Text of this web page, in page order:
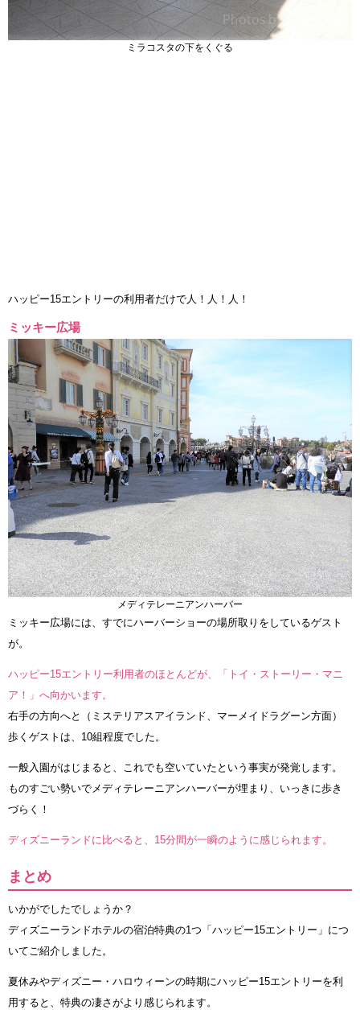
ミラコスタの下をくぐる
ハッピー15エントリーの利用者だけで人！人！人！
ミッキー広場
メディテレーニアンハーバー
ミッキー広場には、すでにハーバーショーの場所取りをしているゲスト
が。
ハッピー15エントリー利用者のほとんどが、「トイ・ストーリー・マニ
ア！」へ向かいます。
右手の方向へと（ミステリアスアイランド、マーメイドラグーン方面）
歩くゲストは、10組程度でした。
一般入園がはじまると、これでも空いていたという事実が発覚します。
ものすごい勢いでメディテレーニアンハーバーが埋まり、いっきに歩き
づらく！
ディズニーランドに比べると、15分間が一瞬のように感じられます。
まとめ
いかがでしたでしょうか？
ディズニーランドホテルの宿泊特典の1つ「ハッピー15エントリー」につ
いてご紹介しました。
夏休みやディズニー・ハロウィーンの時期にハッピー15エントリーを利
用すると、特典の凄さがより感じられます。